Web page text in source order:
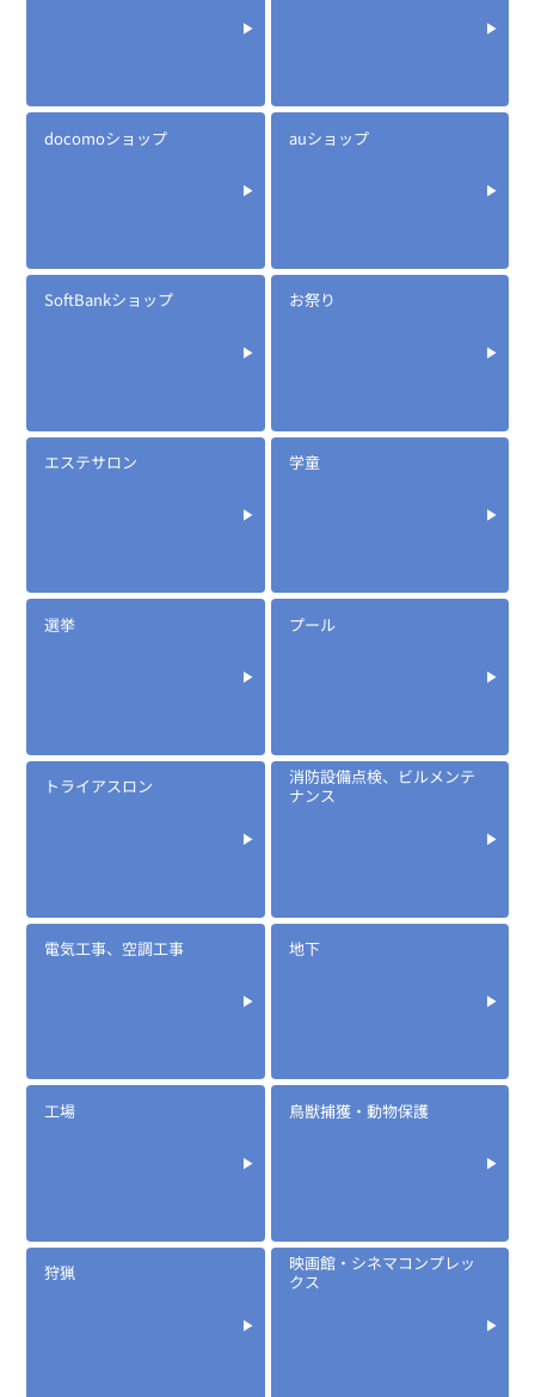
docomoショップ auショップ
SoftBankショップ お祭り
エステサロン 学童
選挙 プール
トライアスロン
消防設備点検、ビルメンテ
ナンス
電気工事、空調工事 地下
工場 鳥獣捕獲・動物保護
狩猟
映画館・シネマコンプレッ
クス